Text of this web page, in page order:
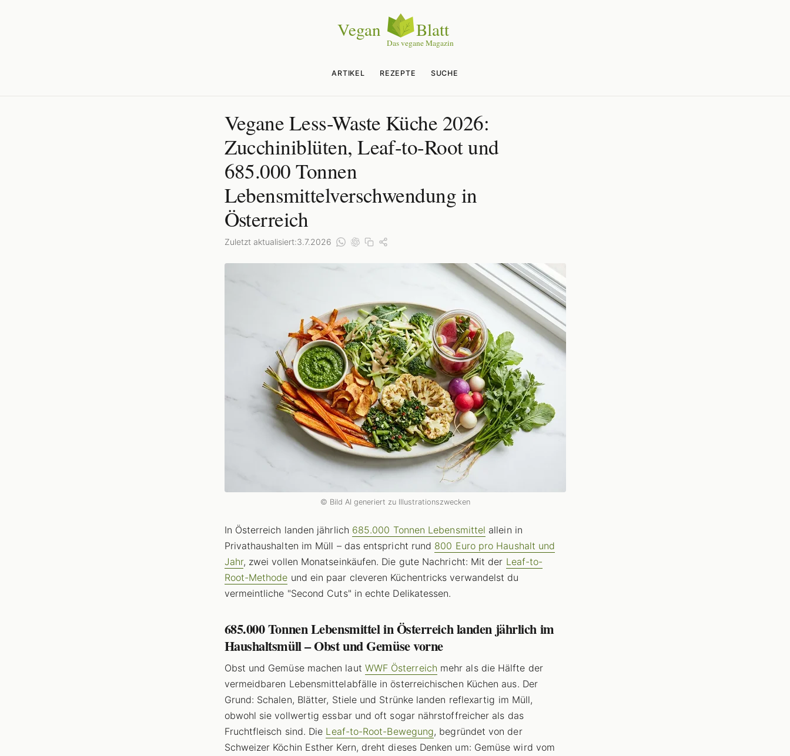
ARTIKEL REZEPTE SUCHE
Vegane Less-Waste Küche 2026:
Zucchiniblüten, Leaf-to-Root und
685.000 Tonnen
Lebensmittelverschwendung in
Österreich
Zuletzt aktualisiert:3.7.2026
© Bild AI generiert zu Illustrationszwecken
In Österreich landen jährlich 685.000 Tonnen Lebensmittel allein in
Privathaushalten im Müll – das entspricht rund 800 Euro pro Haushalt und
Jahr, zwei vollen Monatseinkäufen. Die gute Nachricht: Mit der Leaf-to-
Root-Methode und ein paar cleveren Küchentricks verwandelst du
vermeintliche "Second Cuts" in echte Delikatessen.
685.000 Tonnen Lebensmittel in Österreich landen jährlich im
Haushaltsmüll – Obst und Gemüse vorne
Obst und Gemüse machen laut WWF Österreich mehr als die Hälfte der
vermeidbaren Lebensmittelabfälle in österreichischen Küchen aus. Der
Grund: Schalen, Blätter, Stiele und Strünke landen reflexartig im Müll,
obwohl sie vollwertig essbar und oft sogar nährstoffreicher als das
Fruchtfleisch sind. Die Leaf-to-Root-Bewegung, begründet von der
Schweizer Köchin Esther Kern, dreht dieses Denken um: Gemüse wird vom